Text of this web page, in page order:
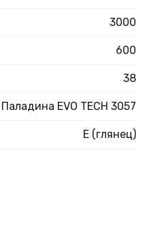
3000
600
38
Паладина EVO TECH 3057
E (глянец)